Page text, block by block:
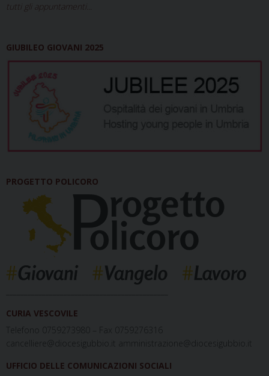
tutti gli appuntamenti...
GIUBILEO GIOVANI 2025
PROGETTO POLICORO
CURIA VESCOVILE
Telefono 0759273980 – Fax 0759276316
cancelliere@diocesigubbio.it amministrazione@diocesigubbio.it
UFFICIO DELLE COMUNICAZIONI SOCIALI